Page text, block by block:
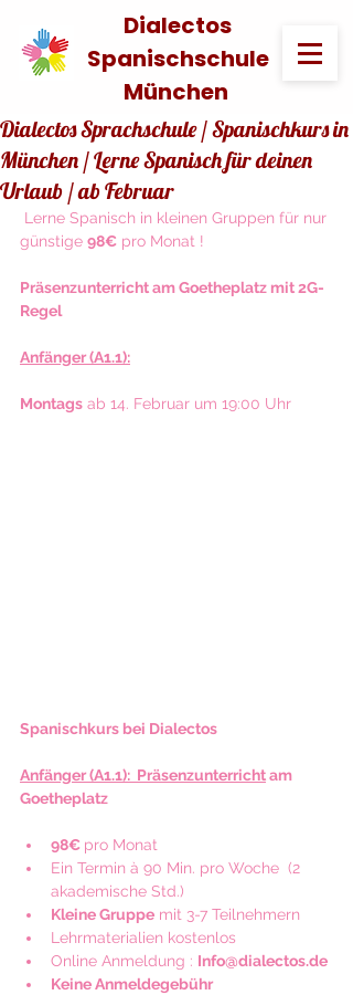
Dialectos
Spanischschule
München
Dialectos Sprachschule / Spanischkurs in
München / Lerne Spanisch für deinen
Urlaub / ab Februar
günstige 98€ pro Monat !
Präsenzunterricht am Goetheplatz mit 2G-
Regel
Anfänger (A1.1):
Montags ab 14. Februar um 19:00 Uhr
Spanischkurs bei Dialectos
Anfänger (A1.1):  Präsenzunterricht am
Goetheplatz
98€ pro Monat
Ein Termin à 90 Min. pro Woche  (2
akademische Std.)
Kleine Gruppe mit 3-7 Teilnehmern
Lehrmaterialien kostenlos
Online Anmeldung : Info@dialectos.de
Keine Anmeldegebühr